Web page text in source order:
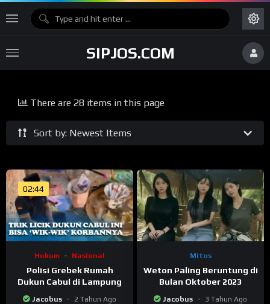
SIPJOS.COM
Sort by: Newest Items
There are 28 items in this page
02:44
Hukum Nasional
Polisi Grebek Rumah
Dukun Cabul di Lampung
Jacobus 2 Tahun Ago
Mitos
Weton Paling Beruntung di
Bulan Oktober 2023
Jacobus 3 Tahun Ago